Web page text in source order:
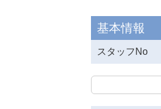
基本情報
スタッフNo